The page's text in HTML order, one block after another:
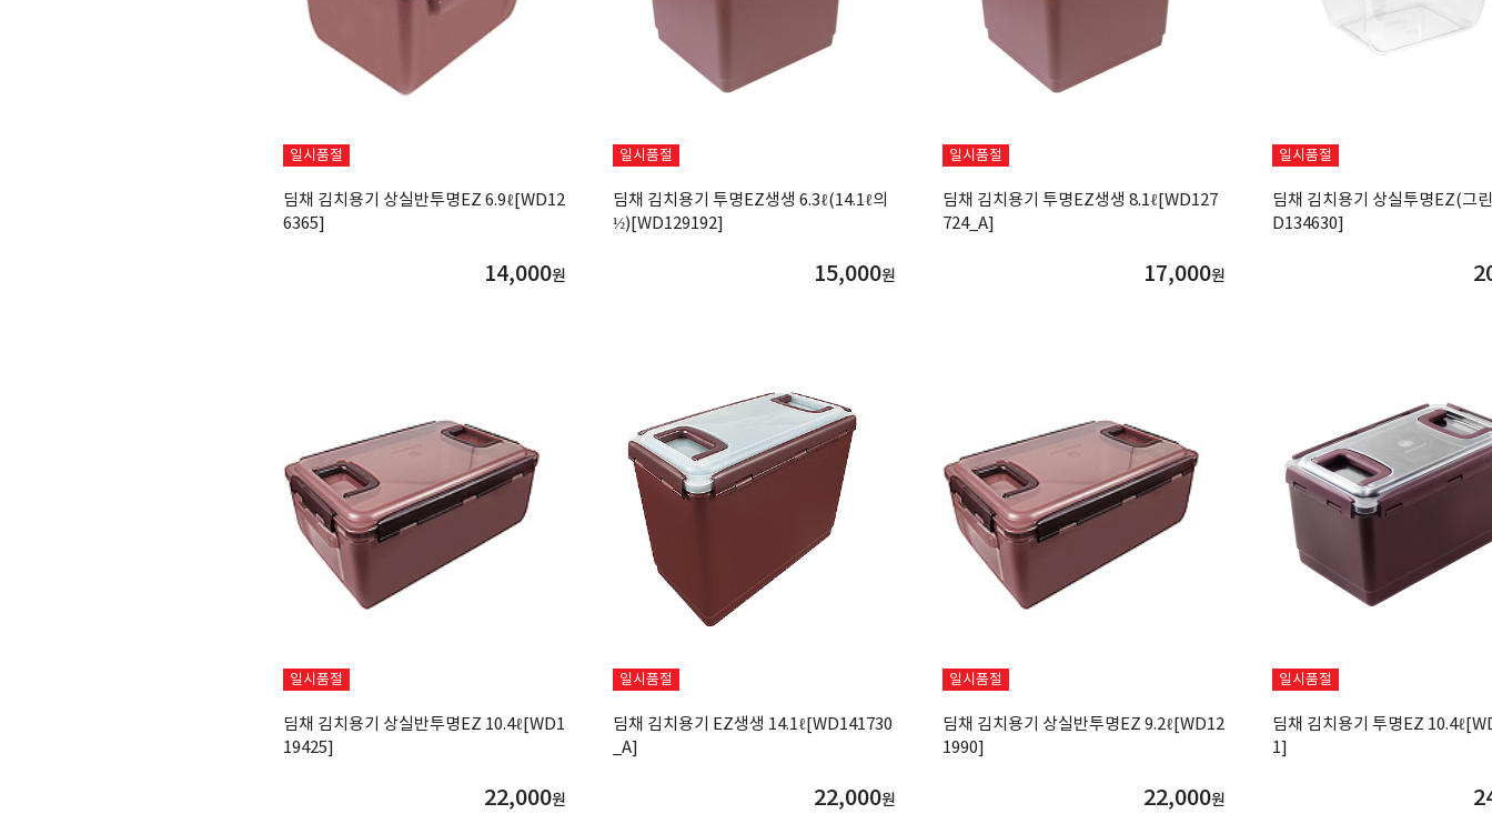
일시품절
딤채 김치용기 상실반투명EZ 6.9ℓ[WD12
6365]
14,000원
일시품절
딤채 김치용기 투명EZ생생 6.3ℓ(14.1ℓ의
½)[WD129192]
15,000원
일시품절
딤채 김치용기 투명EZ생생 8.1ℓ[WD127
724_A]
17,000원
일시품절
딤채 김치용기 상실투명EZ(그
D134630]
일시품절
딤채 김치용기 상실반투명EZ 10.4ℓ[WD1
19425]
22,000원
일시품절
딤채 김치용기 EZ생생 14.1ℓ[WD141730
_A]
22,000원
일시품절
딤채 김치용기 상실반투명EZ 9.2ℓ[WD12
1990]
22,000원
일시품절
딤채 김치용기 투명EZ
1]